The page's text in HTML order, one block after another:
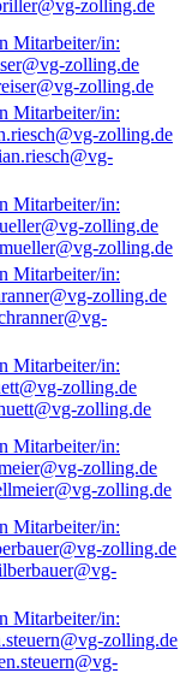
zolling.de
zolling.de
zolling.de
zolling.de
zolling.de